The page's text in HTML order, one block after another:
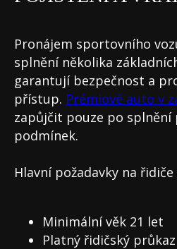
Pronájem sportovního
splnění několika
garantují bezpečnost a
přístup. Prémiové auto v
zapůjčit pouze po splnění
podmínek.
Hlavní požadavky na
Minimální věk 21 let
Platný řidičský